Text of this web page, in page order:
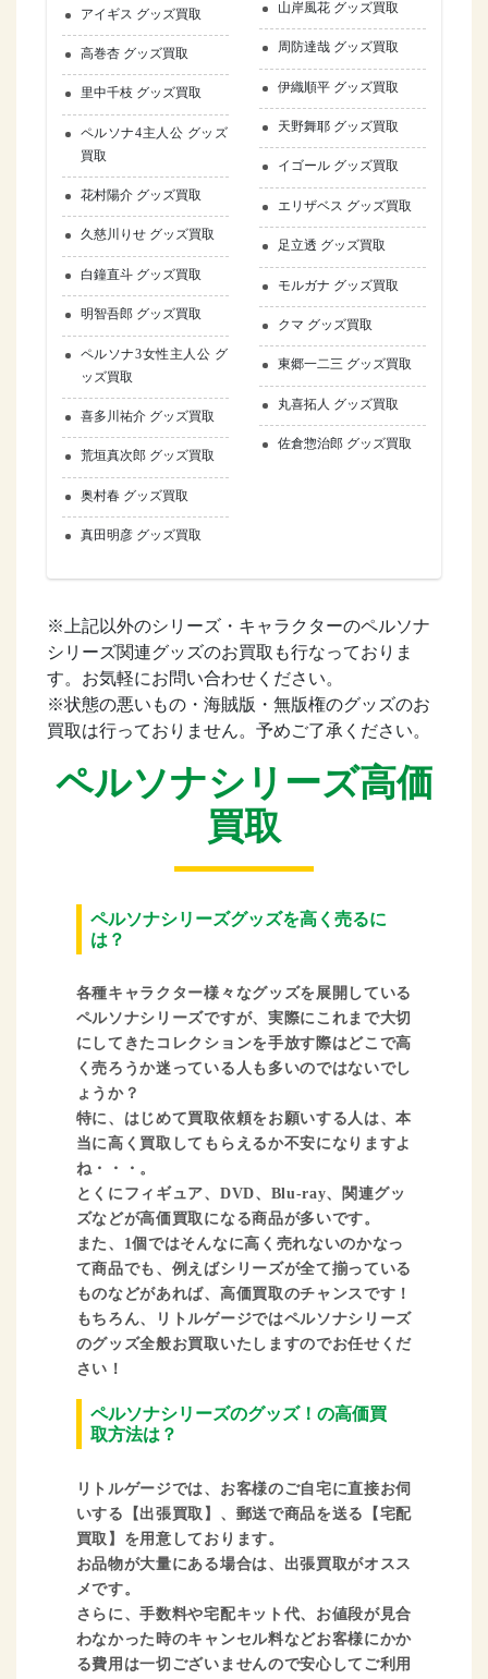
アイギス グッズ買取
高巻杏 グッズ買取
里中千枝 グッズ買取
ペルソナ4主人公 グッズ
買取
花村陽介 グッズ買取
久慈川りせ グッズ買取
白鐘直斗 グッズ買取
明智吾郎 グッズ買取
ペルソナ3女性主人公 グ
ッズ買取
喜多川祐介 グッズ買取
荒垣真次郎 グッズ買取
奥村春 グッズ買取
真田明彦 グッズ買取
山岸風花 グッズ買取
周防達哉 グッズ買取
伊織順平 グッズ買取
天野舞耶 グッズ買取
イゴール グッズ買取
エリザベス グッズ買取
足立透 グッズ買取
モルガナ グッズ買取
クマ グッズ買取
東郷一二三 グッズ買取
丸喜拓人 グッズ買取
佐倉惣治郎 グッズ買取
※上記以外のシリーズ・キャラクターのペルソナ
シリーズ関連グッズのお買取も行なっておりま
す。お気軽にお問い合わせください。
※状態の悪いもの・海賊版・無版権のグッズのお
買取は行っておりません。予めご了承ください。
ペルソナシリーズ高価
買取
ペルソナシリーズグッズを高く売るに
は？
各種キャラクター様々なグッズを展開している
ペルソナシリーズですが、実際にこれまで大切
にしてきたコレクションを手放す際はどこで高
く売ろうか迷っている人も多いのではないでし
ょうか？
特に、はじめて買取依頼をお願いする人は、本
当に高く買取してもらえるか不安になりますよ
ね・・・。
とくにフィギュア、DVD、Blu-ray、関連グッ
ズなどが高価買取になる商品が多いです。
また、1個ではそんなに高く売れないのかなっ
て商品でも、例えばシリーズが全て揃っている
ものなどがあれば、高価買取のチャンスです！
もちろん、リトルゲージではペルソナシリーズ
のグッズ全般お買取いたしますのでお任せくだ
さい！
ペルソナシリーズのグッズ！の高価買
取方法は？
リトルゲージでは、お客様のご自宅に直接お伺
いする【出張買取】、郵送で商品を送る【宅配
買取】を用意しております。
お品物が大量にある場合は、出張買取がオスス
メです。
さらに、手数料や宅配キット代、お値段が見合
わなかった時のキャンセル料などお客様にかか
る費用は一切ございませんので安心してご利用